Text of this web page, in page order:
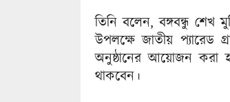
তিনি বলেন, বঙ্গবন্ধু শেখ
উপলক্ষে জাতীয় প্যারেড
অনুষ্ঠানের আয়োজন করা
থাকবেন।